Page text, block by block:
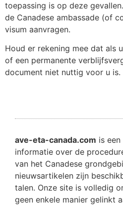
toepassing is op deze
de Canadese ambassade (of
visum aanvragen.
Houd er rekening mee dat als
of een permanente
document niet nuttig voor u is.
ave-eta-canada.com is
informatie over de
van het Canadese
nieuwsartikelen zijn
talen. Onze site is volledig
geen enkele manier gelinkt